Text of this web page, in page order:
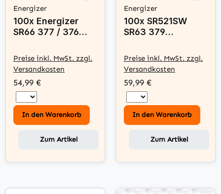
Energizer
100x Energizer
SR66 377 / 376
Silberoxid Batterie
1,55V
Preise inkl. MwSt. zzgl.
Versandkosten
54,99 €
In den Warenkorb
Zum Artikel
Energizer
100x SR521SW
SR63 379
Energizer 1,55V
Preise inkl. MwSt. zzgl.
Versandkosten
59,99 €
In den Warenkorb
Zum Artikel